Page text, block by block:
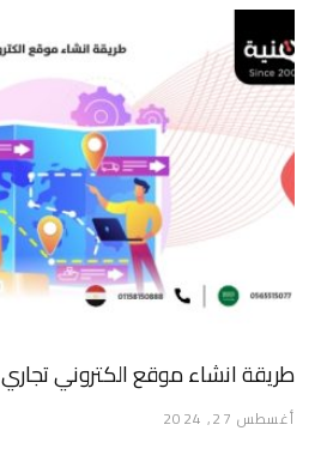
طريقة انشاء موقع الكتروني تجاري
أغسطس 27, 2024